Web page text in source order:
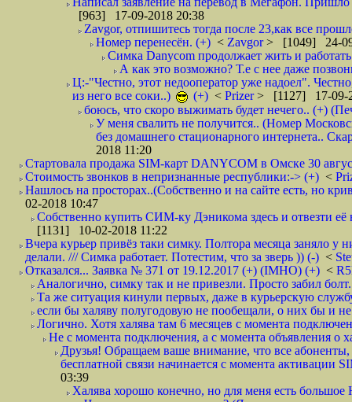
[963] 17-09-2018 20:38
Zavgor, отпишитесь тогда после 23,как все
Номер перенесён. (+) < Zavgor> [1049] 24-
Симка Danycom продолжает жить и
А как это возможно? Т.е с нее даже
Ц:-"Честно, этот недооператор уже надоел".
из него все соки..)
(+) < Prizer> [1127] 17-09-
боюсь, что скоро выжимать будет нечего.. (+)
У меня свалить не получится.. (Номер
без домашнего стационарного интернета..
2018 11:20
Стартовала продажа SIM-карт DANYCOM в Омске 30
Стоимость звонков в непризнанные республики:-> (+) <
Нашлось на просторах..(Собственно и на сайте есть, но
02-2018 10:47
Собственно купить СИМ-ку Дэникома здесь и отвезти
[1131] 10-02-2018 11:22
Вчера курьер привёз таки симку. Полтора месяца заняло
делали. /// Симка работает. Потестим, что за зверь )) (-) <
Отказался... Заявка № 371 от 19.12.2017 (+) (IMHO) (+) <
Аналогично, симку так и не привезли. Просто забил
Та же ситуация кинули первых, даже в курьерскую
если бы халяву полугодовую не пообещали, о них бы и
Логично. Хотя халява там 6 месяцев с момента
Не с момента подключения, а с момента объявления о
Друзья! Обращаем ваше внимание, что все
бесплатной связи начинается с момента
03:39
Халява хорошо конечно, но для меня есть